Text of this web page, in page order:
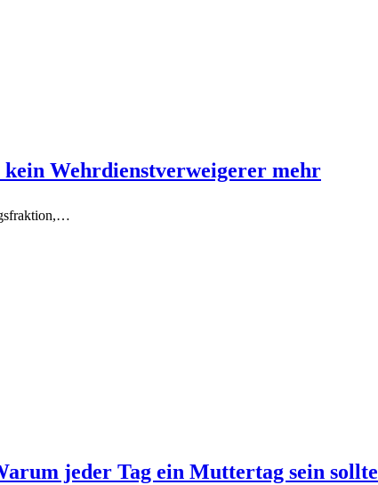
Wehrdienstverweigerer mehr
jeder Tag ein Muttertag sein sollte